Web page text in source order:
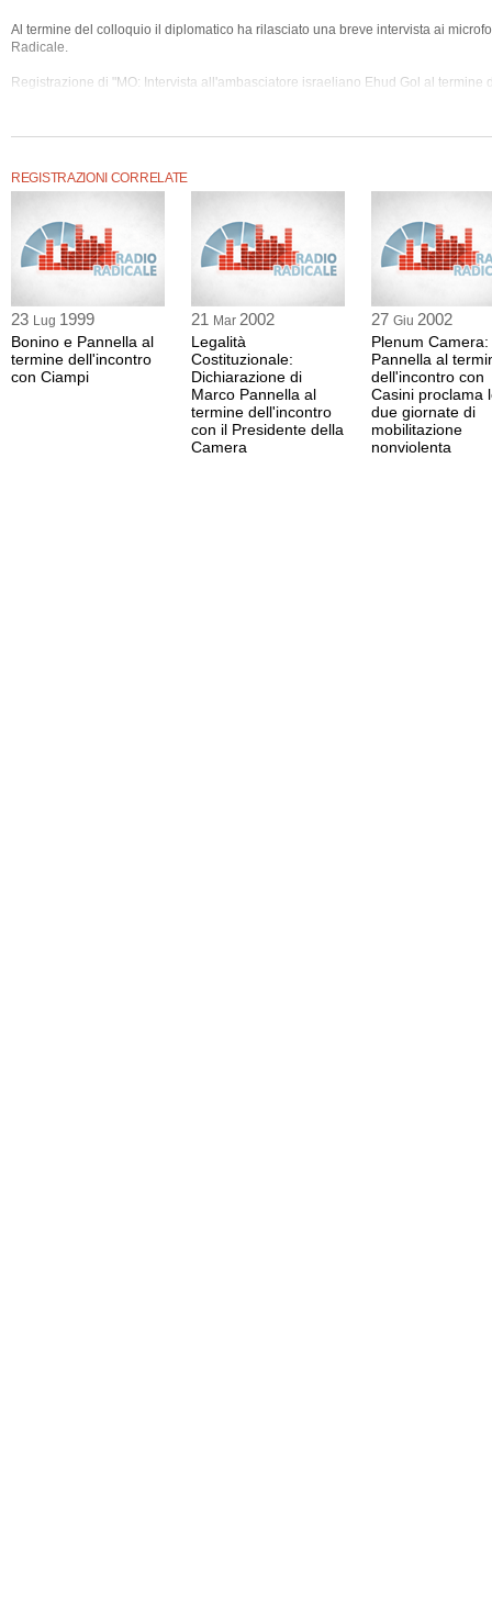
Al termine del colloquio il diplomatico ha rilasciato una breve intervista ai
Radicale.
Registrazione di "MO: Intervista all'ambasciatore israeliano Ehud Gol al termine
L'evento è stato organizzato da Area radicale.
La registrazione ha una durata di 3 minuti.
REGISTRAZIONI CORRELATE
23 Lug 1999
Bonino e Pannella al
termine dell'incontro
con Ciampi
21 Mar 2002
Legalità
Costituzionale:
Dichiarazione di
Marco Pannella al
termine dell'incontro
con il Presidente della
Camera
27 Giu 2002
Plenum Camera:
Pannella al
dell'incontro con
Casini proclama
due giornate di
mobilitazione
nonviolenta